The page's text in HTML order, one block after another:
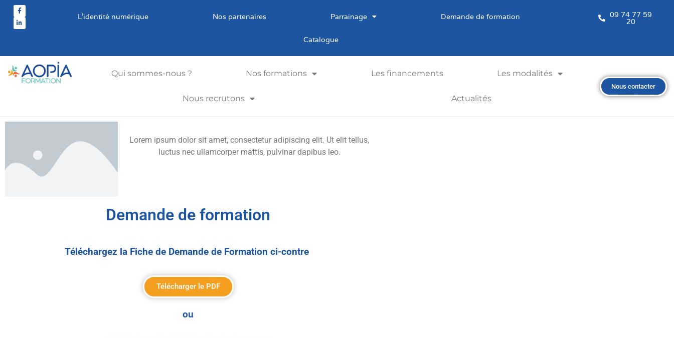
L’identité numérique Nos partenaires Parrainage Demande de formation
Catalogue
09 74 77 59
20
Qui sommes-nous ? Nos formations Les financements Les modalités
Nous recrutons Actualités
Nous contacter
Lorem ipsum dolor sit amet, consectetur adipiscing elit. Ut elit tellus,
luctus nec ullamcorper mattis, pulvinar dapibus leo.
Demande de formation
Téléchargez la Fiche de Demande de Formation ci-contre
Télécharger le PDF
ou